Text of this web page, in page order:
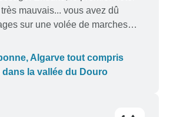
mauvais... vous avez dû
sur une volée de marches
juste pour atteindre le vieil
zéro. Ensuite, il fallait prendre
trouver une personne à la
de l'évier avec des volets
Algarve tout compris
la vallée du Douro